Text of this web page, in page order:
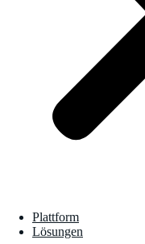
Plattform
Lösungen